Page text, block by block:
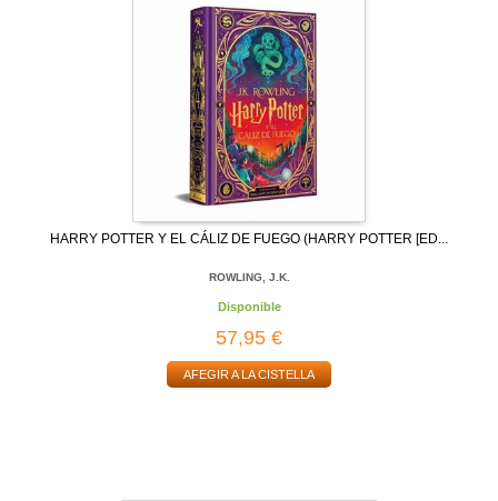
HARRY POTTER Y EL CÁLIZ DE FUEGO (HARRY POTTER [ED...
ROWLING, J.K.
Disponible
57,95 €
AFEGIR A LA CISTELLA